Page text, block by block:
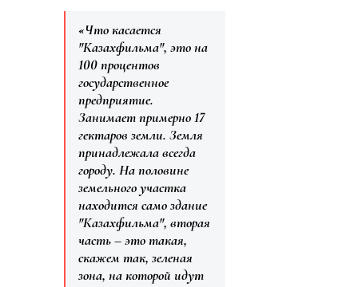
«Что касается
"Казахфильма", это на
100 процентов
государственное
предприятие.
Занимает примерно 17
гектаров земли. Земля
принадлежала всегда
городу. На половине
земельного участка
находится само здание
"Казахфильма", вторая
часть – это такая,
скажем так, зеленая
зона, на которой идут